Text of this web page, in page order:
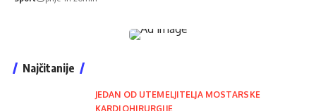
Najčitanije
JEDAN OD UTEMELJITELJA MOSTARSKE
KARDIOHIRURGIJE